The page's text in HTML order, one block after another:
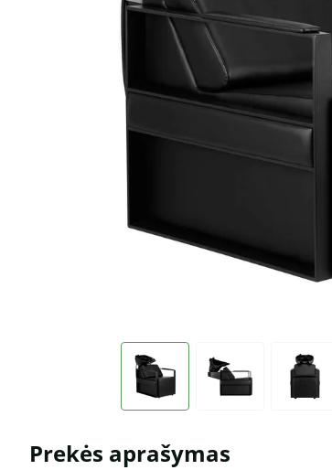
Prekės aprašymas